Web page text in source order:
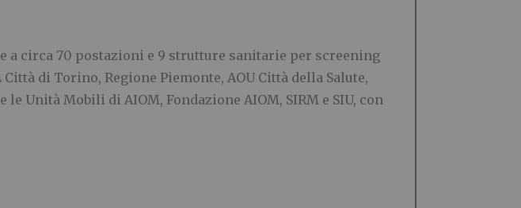
a circa 70 postazioni e 9 strutture sanitarie per screening
di Torino, Regione Piemonte, AOU Città della Salute,
Unità Mobili di AIOM, Fondazione AIOM, SIRM e SIU, con